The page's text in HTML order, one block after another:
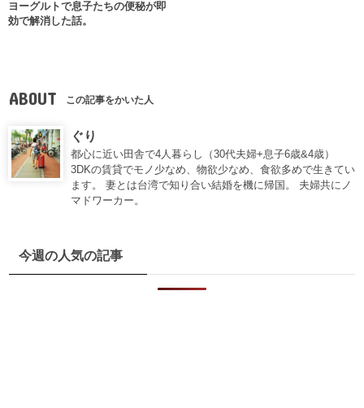
ヨーグルトで息子たちの便秘が即
効で解消した話。
ABOUT この記事をかいた人
ぐり
都心に近い田舎で4人暮らし（30代夫婦+息子6歳&4歳）
3DKの賃貸でモノ少なめ、物欲少なめ、食欲多めで生きてい
ます。 妻とは台湾で知り合い結婚を機に帰国。 夫婦共にノ
マドワーカー。
今週の人気の記事